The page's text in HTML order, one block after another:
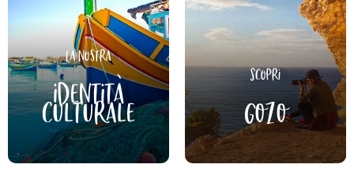
La nostra
identità
culturale
Scopri
Gozo